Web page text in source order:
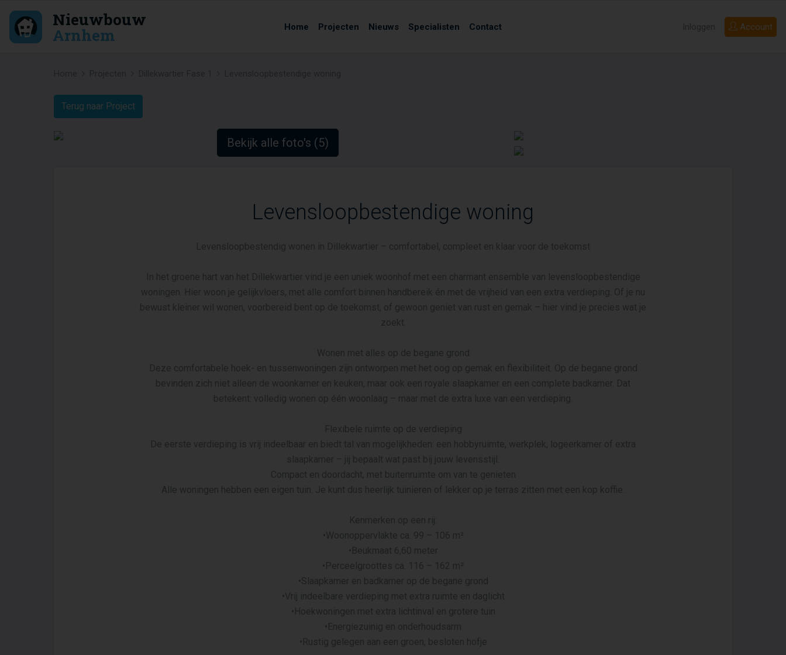
Nieuwbouw
Arnhem Home Projecten Nieuws Specialisten Contact Account
Inloggen
Terug naar Project
Bekijk alle foto's (5)
Levensloopbestendige woning
Levensloopbestendig wonen in Dillekwartier – comfortabel, compleet en klaar voor de toekomst
In het groene hart van het Dillekwartier vind je een uniek woonhof met een charmant ensemble van levensloopbestendige
woningen. Hier woon je gelijkvloers, met alle comfort binnen handbereik én met de vrijheid van een extra verdieping. Of je nu
bewust kleiner wil wonen, voorbereid bent op de toekomst, of gewoon geniet van rust en gemak – hier vind je precies wat je
zoekt.
Wonen met alles op de begane grond
Deze comfortabele hoek- en tussenwoningen zijn ontworpen met het oog op gemak en flexibiliteit. Op de begane grond
bevinden zich niet alleen de woonkamer en keuken, maar ook een royale slaapkamer en een complete badkamer. Dat
betekent: volledig wonen op één woonlaag – maar met de extra luxe van een verdieping.
Flexibele ruimte op de verdieping
De eerste verdieping is vrij indeelbaar en biedt tal van mogelijkheden: een hobbyruimte, werkplek, logeerkamer of extra
slaapkamer – jij bepaalt wat past bij jouw levensstijl.
Compact en doordacht, met buitenruimte om van te genieten
Alle woningen hebben een eigen tuin. Je kunt dus heerlijk tuinieren of lekker op je terras zitten met een kop koffie.
Kenmerken op een rij:
•Woonoppervlakte ca. 99 – 106 m²
•Beukmaat 6,60 meter
•Perceelgroottes ca. 116 – 162 m²
•Slaapkamer en badkamer op de begane grond
•Vrij indeelbare verdieping met extra ruimte en daglicht
•Hoekwoningen met extra lichtinval en grotere tuin
•Energiezuinig en onderhoudsarm
•Rustig gelegen aan een groen, besloten hofje